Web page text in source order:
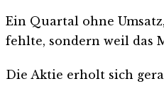
Ein Quartal ohne
fehlte, sondern weil das
Die Aktie erholt sich